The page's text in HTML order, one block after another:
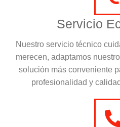
Servicio
Nuestro servicio técnico
merecen, adaptamos
solución más conveniente
profesionalidad y